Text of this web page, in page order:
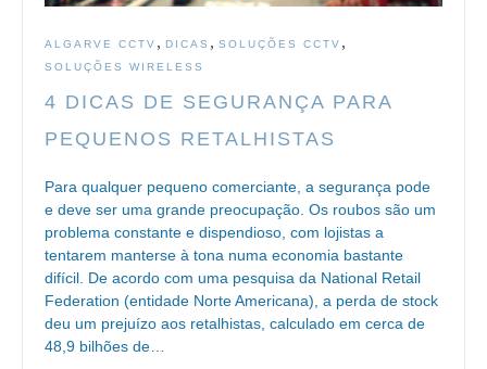
ALGARVE CCTV , DICAS , SOLUÇÕES CCTV ,
SOLUÇÕES WIRELESS
4 DICAS DE SEGURANÇA PARA
PEQUENOS RETALHISTAS
Para qualquer pequeno comerciante, a segurança pode
e deve ser uma grande preocupação. Os roubos são um
problema constante e dispendioso, com lojistas a
tentarem manterse à tona numa economia bastante
difícil. De acordo com uma pesquisa da National Retail
Federation (entidade Norte Americana), a perda de stock
deu um prejuízo aos retalhistas, calculado em cerca de
48,9 bilhões de…